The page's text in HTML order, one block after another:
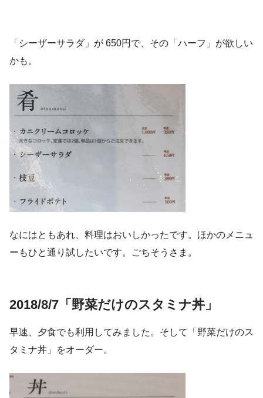
「シーザーサラダ」が 650円で、その「ハーフ」が欲しい
かも。
なにはともあれ、料理はおいしかったです。ほかのメニュ
ーもひと通り試したいです。ごちそうさま。
2018/8/7「野菜だけのスタミナ丼」
早速、夕食でも利用してみました。そして「野菜だけのス
タミナ丼」をオーダー。